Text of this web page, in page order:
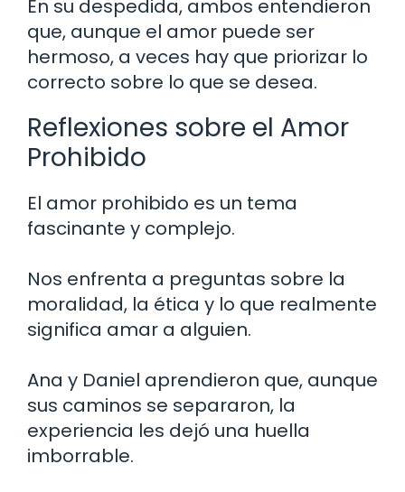
En su despedida, ambos entendieron
que, aunque el amor puede ser
hermoso, a veces hay que priorizar lo
correcto sobre lo que se desea.
Reflexiones sobre el Amor
Prohibido
El amor prohibido es un tema
fascinante y complejo.
Nos enfrenta a preguntas sobre la
moralidad, la ética y lo que realmente
significa amar a alguien.
Ana y Daniel aprendieron que, aunque
sus caminos se separaron, la
experiencia les dejó una huella
imborrable.